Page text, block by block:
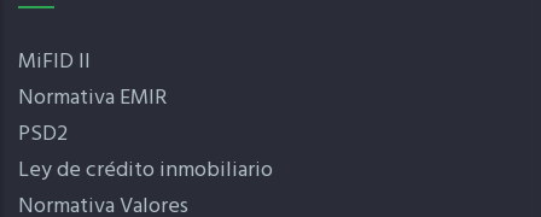
MiFID II
Normativa EMIR
PSD2
Ley de crédito inmobiliario
Normativa Valores